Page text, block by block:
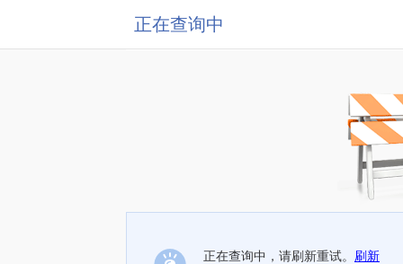
正在查询中
正在查询中，请刷新重试。 刷新